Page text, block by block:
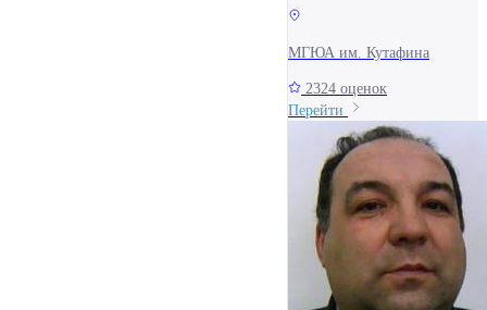
МГЮА им. Кутафина
2324 оценок
Перейти